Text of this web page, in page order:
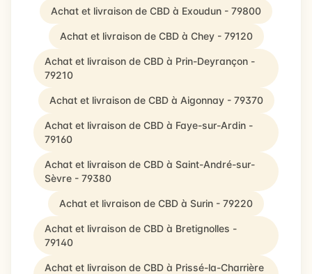
Achat et livraison de CBD à Exoudun - 79800
Achat et livraison de CBD à Chey - 79120
Achat et livraison de CBD à Prin-Deyrançon -
79210
Achat et livraison de CBD à Aigonnay - 79370
Achat et livraison de CBD à Faye-sur-Ardin -
79160
Achat et livraison de CBD à Saint-André-sur-
Sèvre - 79380
Achat et livraison de CBD à Surin - 79220
Achat et livraison de CBD à Bretignolles -
79140
Achat et livraison de CBD à Prissé-la-Charrière